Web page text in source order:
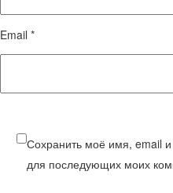
Email *
Сохранить моё имя, email
для последующих моих